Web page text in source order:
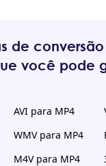
de
você pode
AVI para MP4
WMV para MP4
M4V para MP4